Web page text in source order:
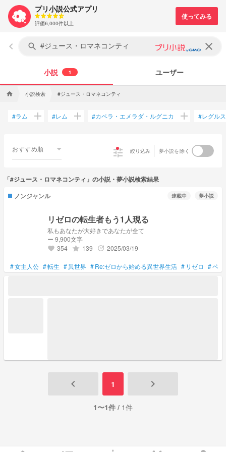
プリ小説公式アプリ
評価6,000件以上
keyboard_arrow_left search clear
小説 1 ユーザー
home 小説検索 #ジュース・ロマネコンティ
#ラム add #レム add #カペラ・エメラダ・ルグニカ add #レグル
おすすめ順 tune 絞り込み 夢小説を除く
「#ジュース・ロマネコンティ」の小説・夢小説検索結果
ノンジャンル
連載中 夢小説
リゼロの転生者もう1人現る
私もあなたが大好きであなたが全て
ー 9,900文字
favorite 354 grade 139 update 2025/03/19
#女主人公 #転生 #異世界 #Re:ゼロから始める異世界生活 # リゼロ #ペテ
keyboard_arrow_left 1 keyboard_arrow_right
1〜1件 / 1件